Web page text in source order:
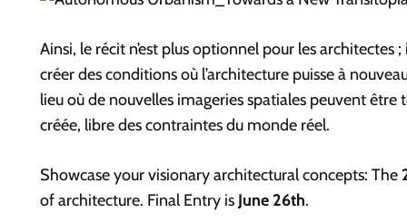
Ainsi, le récit n’est plus optionnel pour les architectes
créer des conditions où l’architecture puisse à
lieu où de nouvelles imageries spatiales peuvent
créée, libre des contraintes du monde réel.
Showcase your visionary architectural concepts: The
of architecture. Final Entry is June 26th.